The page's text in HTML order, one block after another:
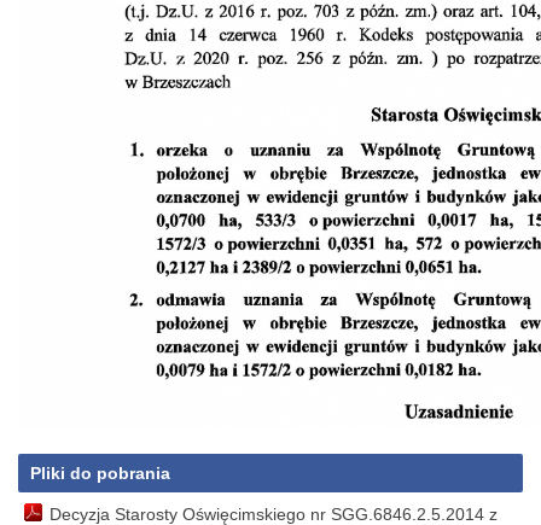
Pliki do pobrania
Decyzja Starosty Oświęcimskiego nr SGG.6846.2.5.2014 z